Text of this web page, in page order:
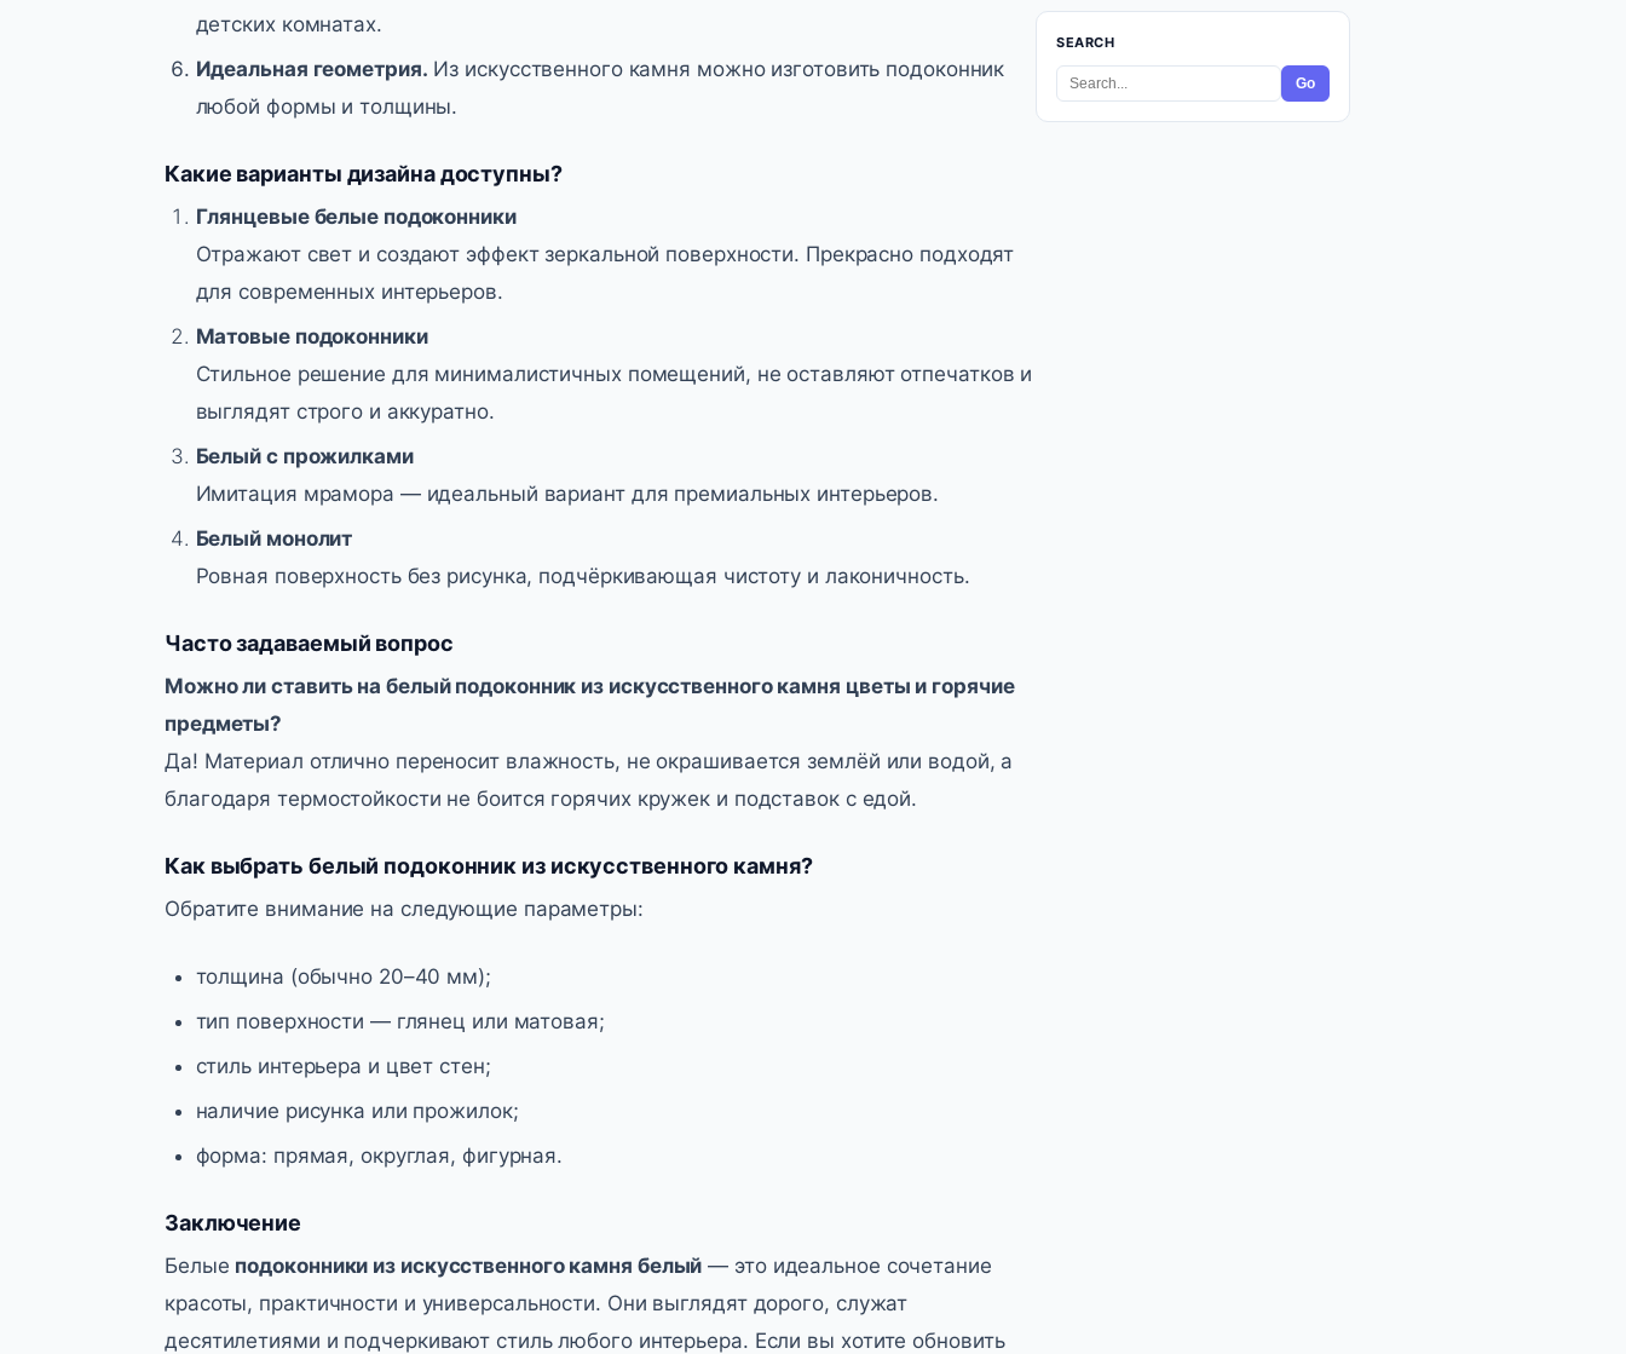
детских комнатах.
Идеальная геометрия. Из искусственного камня можно изготовить подоконник
любой формы и толщины.
Какие варианты дизайна доступны?
Глянцевые белые подоконники
Отражают свет и создают эффект зеркальной поверхности. Прекрасно подходят
для современных интерьеров.
Матовые подоконники
Стильное решение для минималистичных помещений, не оставляют отпечатков и
выглядят строго и аккуратно.
Белый с прожилками
Имитация мрамора — идеальный вариант для премиальных интерьеров.
Белый монолит
Ровная поверхность без рисунка, подчёркивающая чистоту и лаконичность.
Часто задаваемый вопрос
Можно ли ставить на белый подоконник из искусственного камня цветы и горячие
предметы?
Да! Материал отлично переносит влажность, не окрашивается землёй или водой, а
благодаря термостойкости не боится горячих кружек и подставок с едой.
Как выбрать белый подоконник из искусственного камня?
Обратите внимание на следующие параметры:
толщина (обычно 20–40 мм);
тип поверхности — глянец или матовая;
стиль интерьера и цвет стен;
наличие рисунка или прожилок;
форма: прямая, округлая, фигурная.
Заключение
Белые подоконники из искусственного камня белый — это идеальное сочетание
красоты, практичности и универсальности. Они выглядят дорого, служат
десятилетиями и подчеркивают стиль любого интерьера. Если вы хотите обновить
SEARCH
Go